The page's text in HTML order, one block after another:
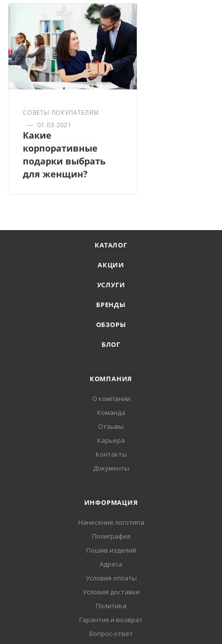
СОВЕТЫ ПОКУПАТЕЛЯМ
— 01.03.2021
Какие
корпоративные
подарки выбрать
для женщин?
КАТАЛОГ
АКЦИИ
УСЛУГИ
БРЕНДЫ
ОБЗОРЫ
БЛОГ
КОМПАНИЯ
О компании
Команда
Отзывы
Карьера
Контакты
Документы
ИНФОРМАЦИЯ
Нанесение логотипа
Полиграфия
Пошив изделий
Адреса
Условия оплаты
Условия доставки
Политика
Гарантия и возврат
Вопрос-ответ